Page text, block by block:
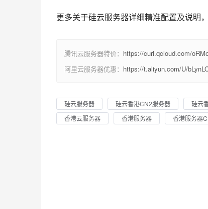
更多关于硅云服务器详细精准配置及说明
腾讯云服务器特价： https://curl.qcloud.com/
阿里云服务器优惠： https://t.aliyun.com/U/
硅云服务器 硅云香港CN2服务器 硅云
香港云服务器
香港服务器 香港服务器